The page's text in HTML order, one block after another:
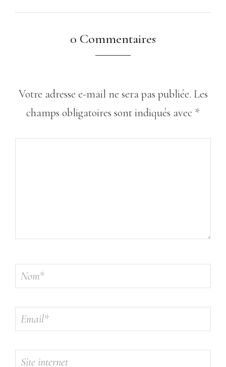
0 Commentaires
Votre adresse e-mail ne sera pas publiée. Les
champs obligatoires sont indiqués avec *